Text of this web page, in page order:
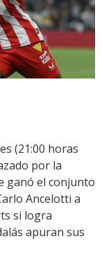
(21:00 horas
por la
ganó el conjunto
Ancelotti a
si logra
apuran sus